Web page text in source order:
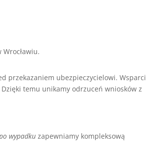
przekazaniem ubezpieczycielowi.
temu unikamy odrzuceń wniosków z
wypadku zapewniamy kompleksową